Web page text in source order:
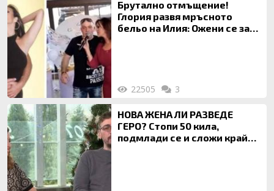
Брутално отмъщение!
Глория развя мръсното
бельо на Илия: Ожени се за
22505 3
НОВА ЖЕНА ЛИ РАЗВЕДЕ
ГЕРО? Стопи 50 кила,
подмлади се и сложи край